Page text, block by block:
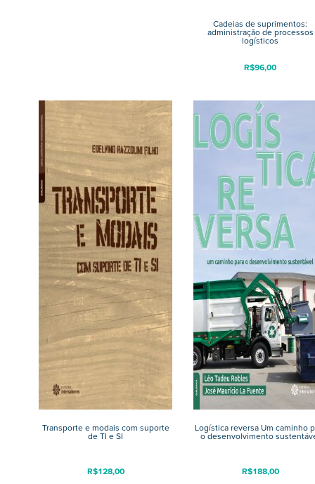
Cadeias de suprimentos:
administração de processos
logísticos
R$96,00
Logística reversa Um caminho
o desenvolvimento
R$188,00
Transporte e modais com suporte
de TI e SI
R$128,00